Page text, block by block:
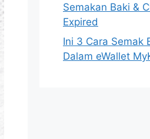
Semakan Baki &
Expired
Ini 3 Cara Semak
Dalam eWallet